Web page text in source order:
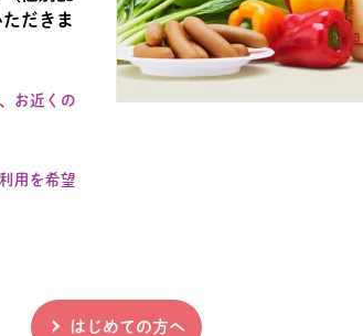
だきま
お近くの
用を希望
はじめての方へ